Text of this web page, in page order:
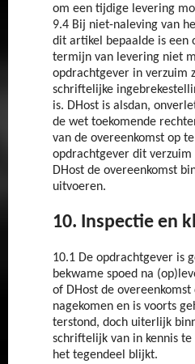
om een tijdige levering
9.4 Bij niet-naleving van
dit artikel bepaalde is een
termijn van levering niet
opdrachtgever in verzuim
schriftelijke
is. DHost is alsdan,
de wet toekomende
van de overeenkomst op
opdrachtgever dit verzuim
DHost de overeenkomst
uitvoeren.
10. Inspectie en
10.1 De opdrachtgever is
bekwame spoed na
of DHost de
nagekomen en is voorts
terstond, doch uiterlijk
schriftelijk van in kennis
het tegendeel blijkt.